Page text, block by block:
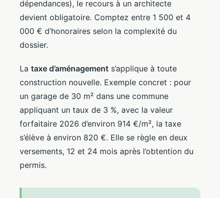
dépendances), le recours à un architecte
devient obligatoire. Comptez entre 1 500 et 4
000 € d’honoraires selon la complexité du
dossier.
La taxe d’aménagement s’applique à toute
construction nouvelle. Exemple concret : pour
un garage de 30 m² dans une commune
appliquant un taux de 3 %, avec la valeur
forfaitaire 2026 d’environ 914 €/m², la taxe
s’élève à environ 820 €. Elle se règle en deux
versements, 12 et 24 mois après l’obtention du
permis.